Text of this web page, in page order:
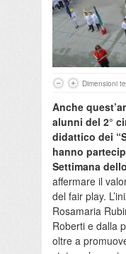
Dimensioni
Anche
alunni del 2°
didattico dei
hanno
Settimana
affermare il
del fair play.
Rosamaria
Roberti e dalla
oltre a